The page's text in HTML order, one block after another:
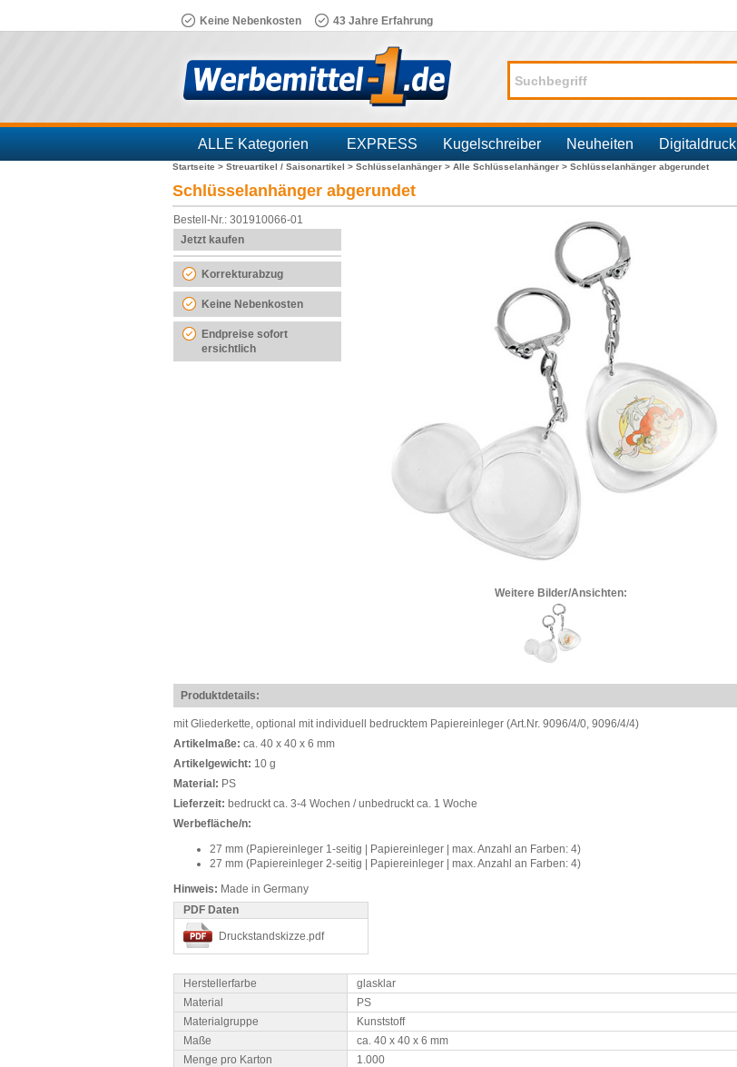
Keine Nebenkosten 43 Jahre Erfahrung
ALLE Kategorien EXPRESS Kugelschreiber Neuheiten Digitaldruck
Branchen
Startseite > Streuartikel / Saisonartikel > Schlüsselanhänger > Alle Schlüsselanhänger > Schlüsselanhänger abgerundet
Schlüsselanhänger abgerundet
Bestell-Nr.: 301910066-01
Jetzt kaufen
Korrekturabzug
Keine Nebenkosten
Endpreise sofort
ersichtlich
Weitere Bilder/Ansichten:
Produktdetails:
mit Gliederkette, optional mit individuell bedrucktem Papiereinleger (Art.Nr. 9096/4/0, 9096/4/4)
Artikelmaße: ca. 40 x 40 x 6 mm
Artikelgewicht: 10 g
Material: PS
Lieferzeit: bedruckt ca. 3-4 Wochen / unbedruckt ca. 1 Woche
Werbefläche/n:
27 mm (Papiereinleger 1-seitig | Papiereinleger | max. Anzahl an Farben: 4)
27 mm (Papiereinleger 2-seitig | Papiereinleger | max. Anzahl an Farben: 4)
Hinweis: Made in Germany
PDF Daten
Druckstandskizze.pdf
Herstellerfarbe
glasklar
Material
PS
Materialgruppe
Kunststoff
Maße
ca. 40 x 40 x 6 mm
Menge pro Karton
1.000